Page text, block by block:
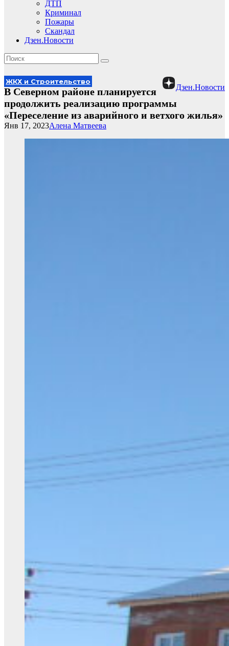
ДТП
Криминал
Пожары
Скандал
Дзен.Новости
Дзен.Новости
ЖКХ и Строительство
В Северном районе планируется
продолжить реализацию программы
«Переселение из аварийного и ветхого жилья»
Алена Матвеева
Янв 17, 2023